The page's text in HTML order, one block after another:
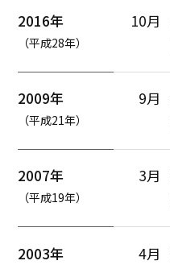
2016年
（平成28年）
10月
2009年
（平成21年）
9月
2007年
（平成19年）
3月
2003年 4月